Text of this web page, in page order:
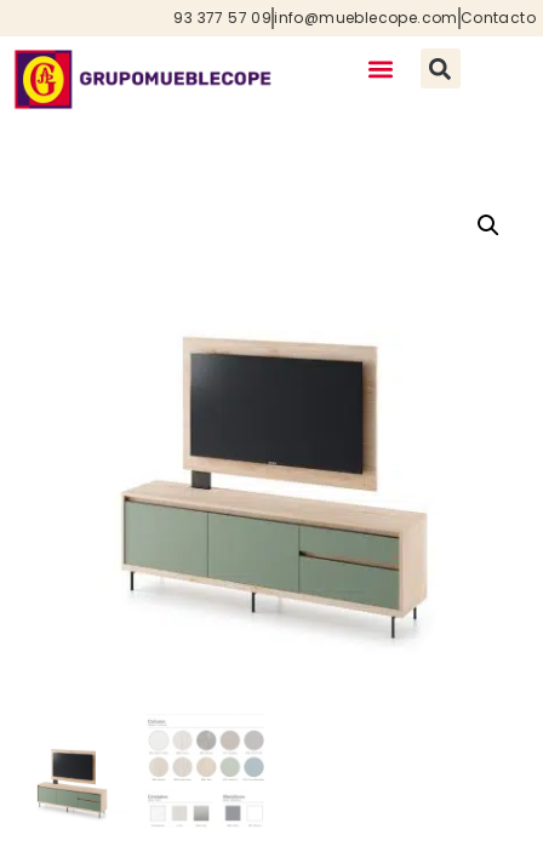
93 377 57 09info@mueblecope.com Contacto